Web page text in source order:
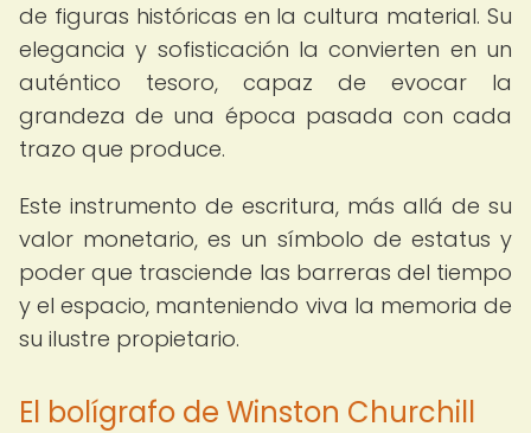
de figuras históricas en la cultura material. Su
elegancia y sofisticación la convierten en un
auténtico tesoro, capaz de evocar la
grandeza de una época pasada con cada
trazo que produce.
Este instrumento de escritura, más allá de su
valor monetario, es un símbolo de estatus y
poder que trasciende las barreras del tiempo
y el espacio, manteniendo viva la memoria de
su ilustre propietario.
El bolígrafo de Winston Churchill